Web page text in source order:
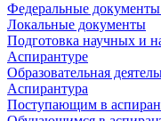
Федеральные документы
Локальные документы
Подготовка научных и
Аспирантуре
Образовательная
Аспирантура
Поступающим в